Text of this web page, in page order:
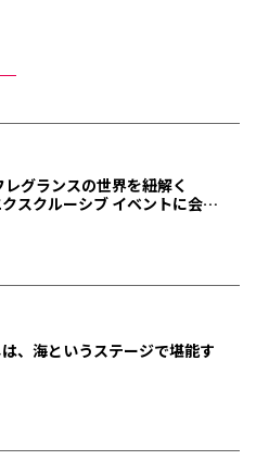
グランスの世界を紐解く
スクルーシブ イベントに会員
、海というステージで堪能す